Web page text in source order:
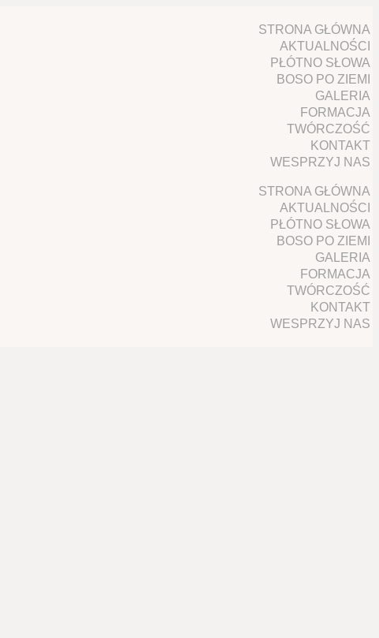
STRONA GŁÓWNA
AKTUALNOŚCI
PŁÓTNO SŁOWA
BOSO PO ZIEMI
GALERIA
FORMACJA
TWÓRCZOŚĆ
KONTAKT
WESPRZYJ NAS
STRONA GŁÓWNA
AKTUALNOŚCI
PŁÓTNO SŁOWA
BOSO PO ZIEMI
GALERIA
FORMACJA
TWÓRCZOŚĆ
KONTAKT
WESPRZYJ NAS